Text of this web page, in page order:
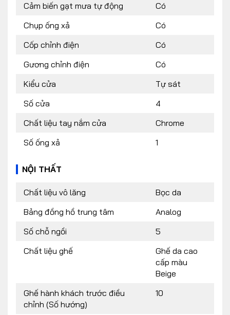
Cảm biến gạt mưa tự động
Có
Chụp ống xả
Có
Cốp chỉnh điện
Có
Gương chỉnh điện
Có
Kiểu cửa
Tự sát
Số cửa
4
Chất liệu tay nắm cửa
Chrome
Số ống xả
1
NỘI THẤT
Chất liệu vô lăng
Bọc da
Bảng đồng hồ trung tâm
Analog
Số chỗ ngồi
5
Chất liệu ghế
Ghế da cao
cấp màu
Beige
Ghế hành khách trước điều
chỉnh (Số hướng)
10